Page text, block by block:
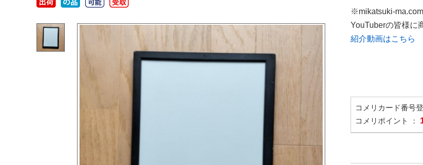
※mikatsuki-
YouTuberの皆様に
紹介動画はこちら
コメリカード番号
コメリポイント ：